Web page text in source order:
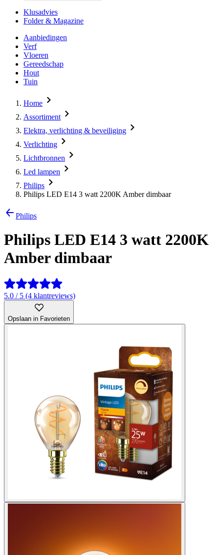
Klusadvies
Folder & Magazine
Aanbiedingen
Verf
Vloeren
Gereedschap
Hout
Tuin
Home
Assortiment
Elektra, verlichting & beveiliging
Verlichting
Lichtbronnen
Led lampen
Philips
Philips LED E14 3 watt 2200K Amber dimbaar
Philips
Philips LED E14 3 watt 2200K
Amber dimbaar
5.0 / 5 (4 klantreviews)
Opslaan in Favorieten